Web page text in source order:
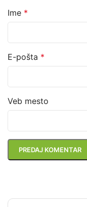
Ime *
E-pošta *
Veb mesto